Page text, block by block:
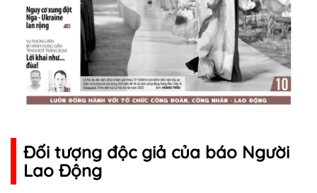
Đối tượng độc giả của báo Người
Lao Động